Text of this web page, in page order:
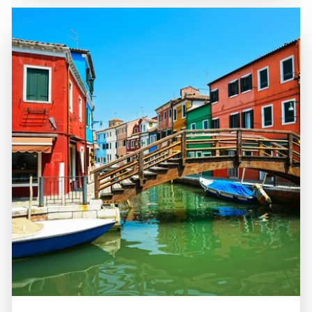
berühmten Karneval von Venedig, und der traditionellen
eine wunderbare Gelegenheit, die einzigartige
Atmosphäre dieser Stadt zu erleben, die von Wasser,
Kunst und Geschichte geprägt ist. Die Kombination aus
atemberaubenden Ausblicken, kulturellen Schätzen und
der Möglichkeit zur Erholung macht Venedig zu einem
unverzichtbaren Ziel für Reisende.
internationalen Flughafen Marco Polo oder über die
Bahnhöfe, die eine gute Anbindung an andere italienische
Städte bieten. Die zentrale Lage von Venedig macht es zu
einem idealen Ziel für Tagesausflüge oder längere
Aufenthalte, da es leicht von anderen Städten in
Norditalien zu erreichen ist. Die Kombination aus der
beeindruckenden Architektur, den vielfältigen
Freizeitmöglichkeiten und der Möglichkeit, die Kultur und
Geschichte der Region zu erleben, macht Venedig zu
einem unverzichtbaren Ziel für Reisende, die die
Schönheit und Einzigartigkeit dieser legendären Stadt
entdecken möchten.